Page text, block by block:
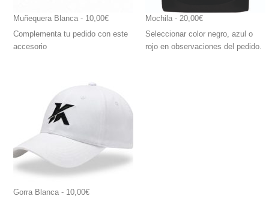
Muñequera Blanca - 10,00€
Complementa tu pedido con este
accesorio
Mochila - 20,00€
Seleccionar color negro, azul o
rojo en observaciones del pedido.
Gorra Blanca - 10,00€